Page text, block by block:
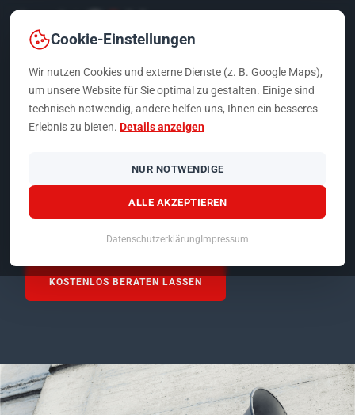
G&H
GRUPPE › SICHERHEITSSYSTEME ›
SPRACHALARMANLAGEN
SPRACHALARMANLAGEN (SAA)
KOSTENLOS BERATEN LASSEN
Cookie-Einstellungen
Wir nutzen Cookies und externe Dienste (z. B. Google Maps),
um unsere Website für Sie optimal zu gestalten. Einige sind
technisch notwendig, andere helfen uns, Ihnen ein besseres
Erlebnis zu bieten. Details anzeigen
NUR NOTWENDIGE
ALLE AKZEPTIEREN
Datenschutzerklärung Impressum